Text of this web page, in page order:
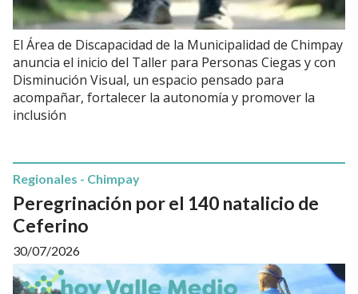
El Área de Discapacidad de la Municipalidad de Chimpay
anuncia el inicio del Taller para Personas Ciegas y con
Disminución Visual, un espacio pensado para
acompañar, fortalecer la autonomía y promover la
inclusión
Peregrinación por el 140 natalicio de
Ceferino
Regionales - Chimpay
30/07/2026